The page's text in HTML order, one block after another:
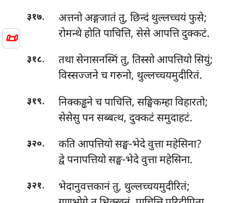
📜
३१७.
अत्तनो अङ्गजातं तु, छिन्दं थुल्लच्चयं फुसे;
रोमन्थे होति पाचित्ति, सेसे आपत्ति दुक्कटं.
३१८.
तथा सेनासनस्मिं तु, तिस्सो आपत्तियो सियुं;
विस्सज्जने च गरुनो, थुल्लच्चयमुदीरितं.
३१९.
निक्कड्ढने च पाचित्ति, सङ्घिकम्हा विहारतो;
सेसेसु पन सब्बत्थ, दुक्कटं समुदाहटं.
३२०.
कति आपत्तियो सङ्घ-भेदे वुत्ता महेसिना?
द्वे पनापत्तियो सङ्घ-भेदे वुत्ता महेसिना.
३२१. भेदानुवत्तकानंतु, थुल्लच्चयमुदीरितं;